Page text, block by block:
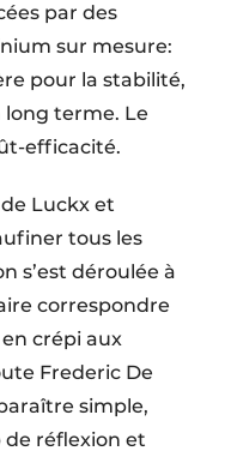
par des
sur mesure:
pour la stabilité,
long terme. Le
efficacité.
Luckx et
tous les
s’est déroulée à
correspondre
crépi aux
Frederic De
simple,
de réflexion et